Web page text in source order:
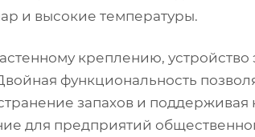
и высокие температуры.
креплению, устройство
функциональность
запахов и поддерживая
для предприятий